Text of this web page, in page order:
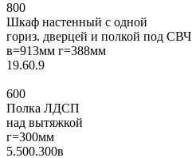
800
Шкаф настенный с одной
гориз. дверцей и полкой под СВЧ
в=913мм г=388мм
19.60.9
600
Полка ЛДСП
над вытяжкой
г=300мм
5.500.300в